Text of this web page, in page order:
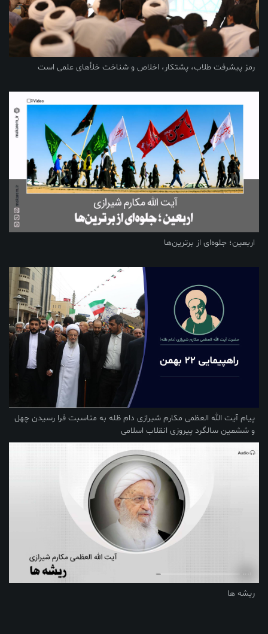
رمز پیشرفت طلاب، پشتکار، اخلاص و شناخت خلأهای علمی است
اربعین؛ جلوه‌ای از برترین‌ها
پیام آیت الله العظمی مکارم شیرازی دام ظله به مناسبت فرا رسیدن چهل
و ششمین سالگرد پیروزی انقلاب اسلامی
ریشه ها